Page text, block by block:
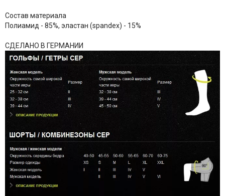
Состав материала
Полиамид - 85%, эластан (spandex) - 15%
СДЕЛАНО В ГЕРМАНИИ